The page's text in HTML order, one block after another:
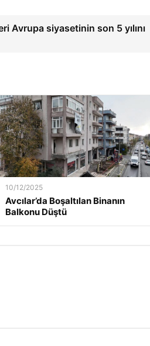
Avrupa siyasetinin son 5 yılını
10/12/2025
Avcılar’da Boşaltılan Binanın
Balkonu Düştü